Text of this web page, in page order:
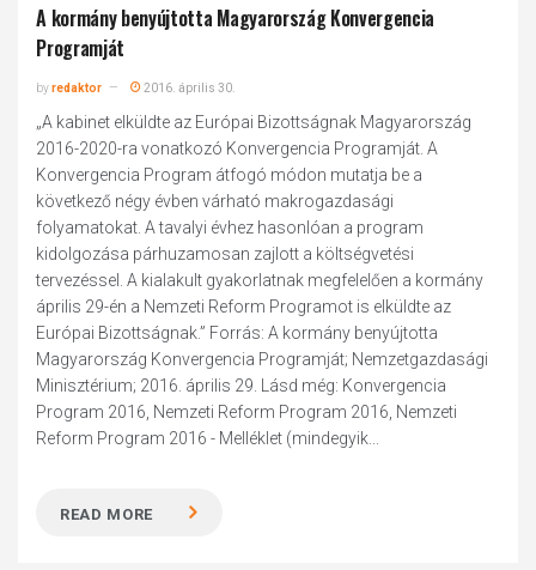
A kormány benyújtotta Magyarország Konvergencia
Programját
byredaktor 2016. április 30.
„A kabinet elküldte az Európai Bizottságnak Magyarország
2016-2020-ra vonatkozó Konvergencia Programját. A
Konvergencia Program átfogó módon mutatja be a
következő négy évben várható makrogazdasági
folyamatokat. A tavalyi évhez hasonlóan a program
kidolgozása párhuzamosan zajlott a költségvetési
tervezéssel. A kialakult gyakorlatnak megfelelően a kormány
április 29-én a Nemzeti Reform Programot is elküldte az
Európai Bizottságnak.” Forrás: A kormány benyújtotta
Magyarország Konvergencia Programját; Nemzetgazdasági
Minisztérium; 2016. április 29. Lásd még: Konvergencia
Program 2016, Nemzeti Reform Program 2016, Nemzeti
Reform Program 2016 - Melléklet (mindegyik...
READ MORE